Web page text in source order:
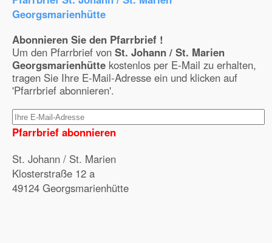
Georgsmarienhütte
Abonnieren Sie den Pfarrbrief !
Um den Pfarrbrief von St. Johann / St. Marien
Georgsmarienhütte kostenlos per E-Mail zu erhalten,
tragen Sie Ihre E-Mail-Adresse ein und klicken auf
'Pfarrbrief abonnieren'.
Pfarrbrief abonnieren
St. Johann / St. Marien
Klosterstraße 12 a
49124 Georgsmarienhütte